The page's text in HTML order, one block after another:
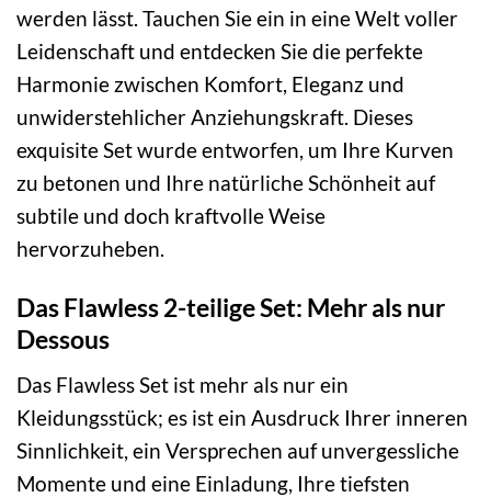
werden lässt. Tauchen Sie ein in eine Welt voller
Leidenschaft und entdecken Sie die perfekte
Harmonie zwischen Komfort, Eleganz und
unwiderstehlicher Anziehungskraft. Dieses
exquisite Set wurde entworfen, um Ihre Kurven
zu betonen und Ihre natürliche Schönheit auf
subtile und doch kraftvolle Weise
hervorzuheben.
Das Flawless 2-teilige Set: Mehr als nur
Dessous
Das Flawless Set ist mehr als nur ein
Kleidungsstück; es ist ein Ausdruck Ihrer inneren
Sinnlichkeit, ein Versprechen auf unvergessliche
Momente und eine Einladung, Ihre tiefsten